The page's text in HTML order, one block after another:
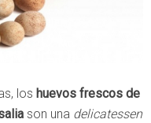
los huevos frescos de
son una delicatessen